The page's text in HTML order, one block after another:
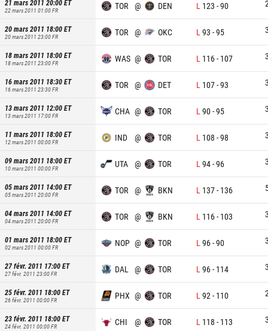
21 mars 2011 20:00ET
22 mars 2011 01:00FR TOR @ DEN L 123 -90
20 mars 2011 18:00ET
20 mars 2011 23:00FR TOR @ OKC L 93 -95
18 mars 2011 18:00ET
18 mars 2011 23:00FR WAS @ TOR L 116- 107
16 mars 2011 18:30ET
16 mars 2011 23:30FR TOR @ DET L 107-93
13 mars 2011 12:00ET
13 mars 2011 17:00FR CHA @ TOR L 90-95
11 mars 2011 18:00ET
12 mars 2011 00:00FR IND @ TOR L 108 -98
09 mars 2011 18:00ET
10 mars 2011 00:00FR UTA @ TOR L 94-96
05 mars 2011 14:00ET
05 mars 2011 20:00FR TOR @ BKN L 137- 136
04 mars 2011 14:00ET
04 mars 2011 20:00FR TOR @ BKN L 116- 103
01 mars 2011 18:00ET
02 mars 2011 00:00FR NOP @ TOR L 96-90
27 févr. 2011 17:00ET
27 févr. 2011 23:00FR DAL @ TOR L 96- 114
25 févr. 2011 18:00ET
26 févr. 2011 00:00FR PHX @ TOR L 92 - 110
23 févr. 2011 18:00ET
24 févr. 2011 00:00FR CHI @ TOR L 118 - 113